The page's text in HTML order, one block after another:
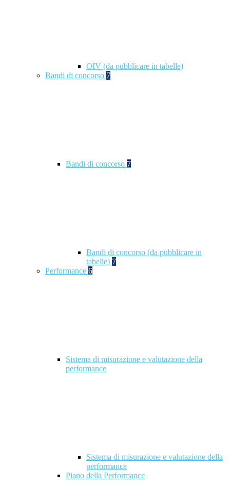
OIV (da pubblicare in tabelle)
Bandi di concorso 7
Bandi di concorso 7
Bandi di concorso (da pubblicare in
tabelle) 7
Performance 6
Sistema di misurazione e valutazione della
performance
Sistema di misurazione e valutazione della
performance
Piano della Performance